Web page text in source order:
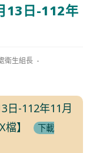
13日-112年
衛生組長
日-112年11月
】
下載